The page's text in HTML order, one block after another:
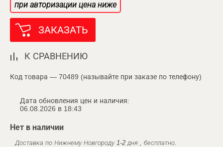
при авторизации цена ниже
ЗАКАЗАТЬ
К СРАВНЕНИЮ
Код товара — 70489 (называйте при заказе по телефону)
Дата обновления цен и наличия:
06.08.2026 в 18:43
Нет в наличии
Доставка по Нижнему Новгороду 1-2 дня , бесплатно.